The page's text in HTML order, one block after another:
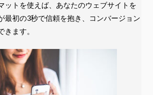
ットを使えば、あなたのウェブサイトを
最初の3秒で信頼を抱き、コンバージョン
きます。